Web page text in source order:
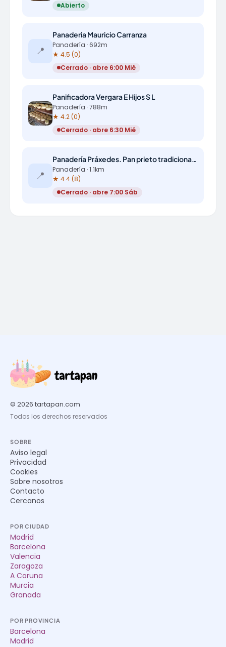
Abierto
📍
Panaderia Mauricio Carranza
Panadería · 692m
★ 4.5 (0)
Cerrado · abre 6:00 Mié
Panificadora Vergara E Hijos S L
Panadería · 788m
★ 4.2 (0)
Cerrado · abre 6:30 Mié
📍
Panadería Práxedes. Pan prieto tradicional de La Algaba
Panadería · 1.1km
★ 4.4 (8)
Cerrado · abre 7:00 Sáb
© 2026 tartapan.com
Todos los derechos reservados
SOBRE
Aviso legal
Privacidad
Cookies
Sobre nosotros
Contacto
Cercanos
POR CIUDAD
Madrid
Barcelona
Valencia
Zaragoza
A Coruna
Murcia
Granada
POR PROVINCIA
Barcelona
Madrid